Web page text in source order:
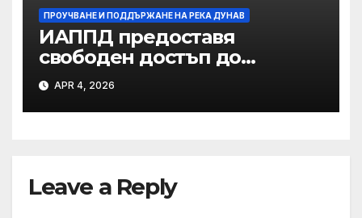
ПРОУЧВАНЕ И ПОДДЪРЖАНЕ НА РЕКА ДУНАВ
ИАППД предоставя
свободен достъп до
хидроложките данни за
река Дунав
APR 4, 2026
Leave a Reply